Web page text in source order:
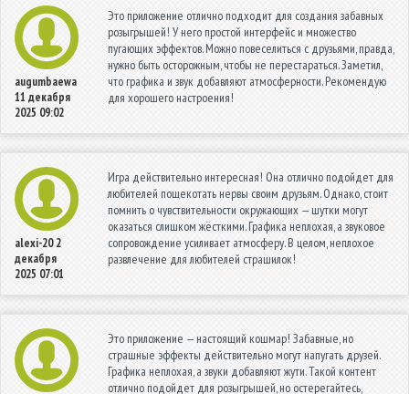
augumbaewa
11 декабря
2025 09:02
Это приложение отлично подходит для создания забавных
розыгрышей! У него простой интерфейс и множество
пугающих эффектов. Можно повеселиться с друзьями, правда,
нужно быть осторожным, чтобы не перестараться. Заметил,
что графика и звук добавляют атмосферности. Рекомендую
для хорошего настроения!
alexi-20 2
декабря
2025 07:01
Игра действительно интересная! Она отлично подойдет для
любителей пощекотать нервы своим друзьям. Однако, стоит
помнить о чувствительности окружающих — шутки могут
оказаться слишком жёсткими. Графика неплохая, а звуковое
сопровождение усиливает атмосферу. В целом, неплохое
развлечение для любителей страшилок!
Это приложение — настоящий кошмар! Забавные, но
страшные эффекты действительно могут напугать друзей.
Графика неплохая, а звуки добавляют жути. Такой контент
отлично подойдет для розыгрышей, но остерегайтесь,